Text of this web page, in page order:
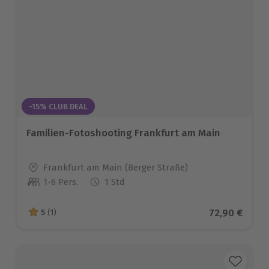
-15% CLUB DEAL
Familien-Fotoshooting Frankfurt am Main
Standort
Frankfurt am Main (Berger Straße)
Anzahl der Teilnehmer
1-6 Pers. 1 Std
5 von 5 Sternen basierend auf 1 Bewertungen
5 (1) Aktueller
72,90 €